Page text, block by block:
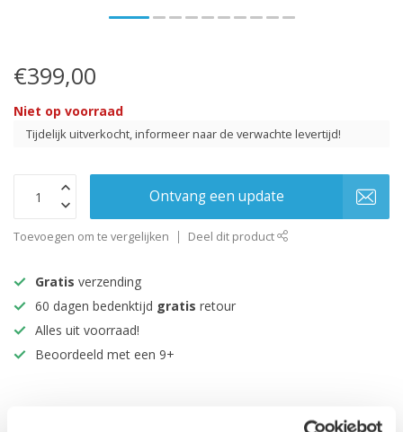
€399,00
Niet op voorraad
Tijdelijk uitverkocht, informeer naar de verwachte levertijd!
Ontvang een update
Toevoegen om te vergelijken Deel dit product
Gratis verzending
60 dagen bedenktijd gratis retour
Alles uit voorraad!
Beoordeeld met een 9+